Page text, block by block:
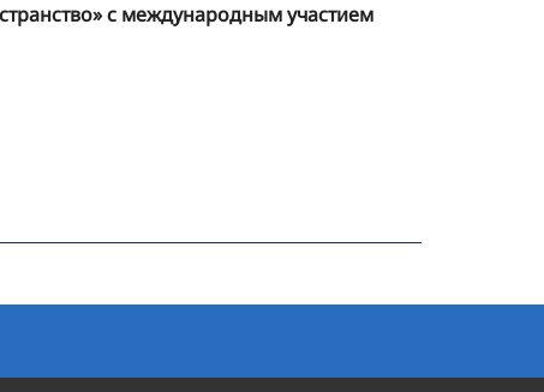
с международным участием